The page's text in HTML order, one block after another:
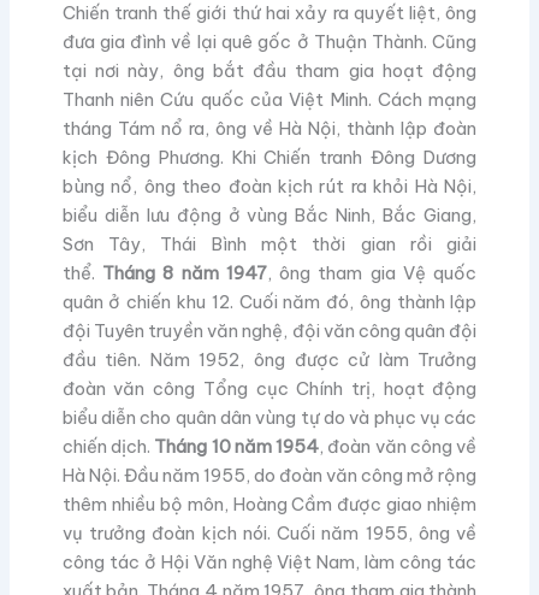
Chiến tranh thế giới thứ hai xảy ra quyết liệt, ông
đưa gia đình về lại quê gốc ở Thuận Thành. Cũng
tại nơi này, ông bắt đầu tham gia hoạt động
Thanh niên Cứu quốc của Việt Minh. Cách mạng
tháng Tám nổ ra, ông về Hà Nội, thành lập đoàn
kịch Đông Phương. Khi Chiến tranh Đông Dương
bùng nổ, ông theo đoàn kịch rút ra khỏi Hà Nội,
biểu diễn lưu động ở vùng Bắc Ninh, Bắc Giang,
Sơn Tây, Thái Bình một thời gian rồi giải
thể. Tháng 8 năm 1947, ông tham gia Vệ quốc
quân ở chiến khu 12. Cuối năm đó, ông thành lập
đội Tuyên truyền văn nghệ, đội văn công quân đội
đầu tiên. Năm 1952, ông được cử làm Trưởng
đoàn văn công Tổng cục Chính trị, hoạt động
biểu diễn cho quân dân vùng tự do và phục vụ các
chiến dịch. Tháng 10 năm 1954, đoàn văn công về
Hà Nội. Đầu năm 1955, do đoàn văn công mở rộng
thêm nhiều bộ môn, Hoàng Cầm được giao nhiệm
vụ trưởng đoàn kịch nói. Cuối năm 1955, ông về
công tác ở Hội Văn nghệ Việt Nam, làm công tác